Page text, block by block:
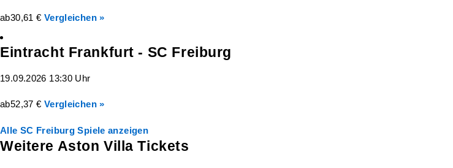
ab30,61 € Vergleichen »
Eintracht Frankfurt - SC Freiburg
19.09.2026 13:30 Uhr
ab52,37 € Vergleichen »
Alle SC Freiburg Spiele anzeigen
Weitere Aston Villa Tickets